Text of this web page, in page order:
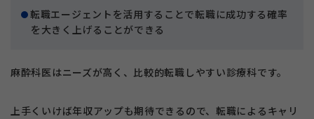
転職エージェントを活用することで転職に成功する確率
を大きく上げることができる
麻酔科医はニーズが高く、比較的転職しやすい診療科です。
上手くいけば年収アップも期待できるので、転職によるキャリ